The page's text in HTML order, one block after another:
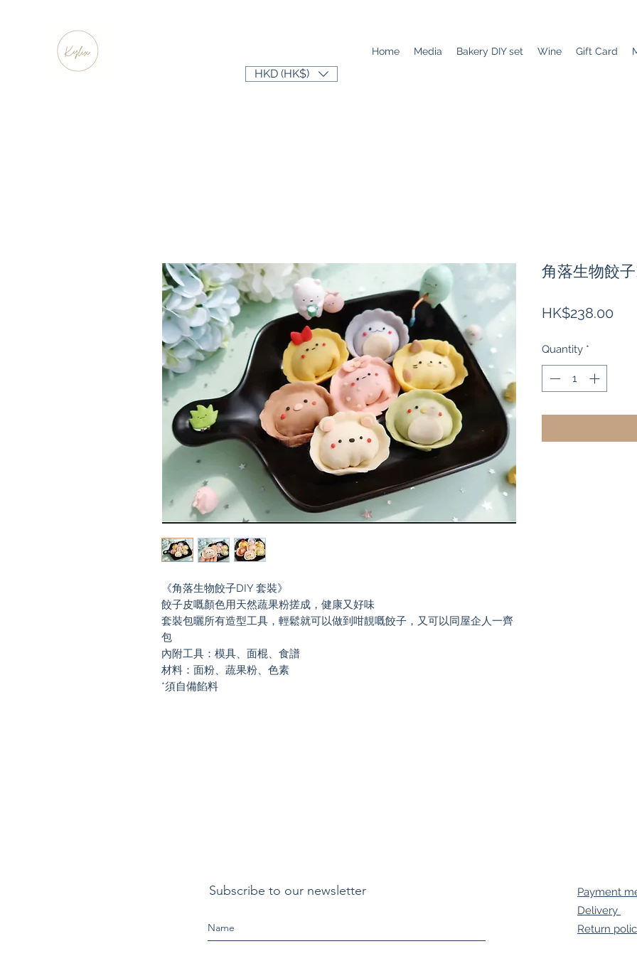
Home Media Bakery DIY set Wine Gift Card
HKD (HK$)
《角落生物餃子DIY 套裝》
餃子皮嘅顏色用天然蔬果粉搓成，健康又好味
套裝包曬所有造型工具，輕鬆就可以做到咁靚嘅餃子，又可以同屋企人一齊
包
內附工具：模具、面棍、食譜
材料：面粉、蔬果粉、色素
*須自備餡料
角落生物餃
HK$238.00
Quantity *
Subscribe to our newsletter
Payment
Delivery
Return